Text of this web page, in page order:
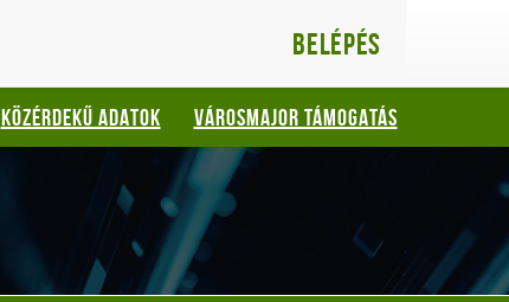
Belépés
KÖZÉRDEKŰ ADATOK VÁROSMAJOR TÁMOGATÁS